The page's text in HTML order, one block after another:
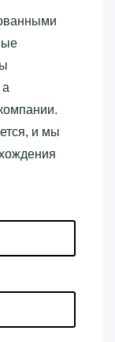
и мы